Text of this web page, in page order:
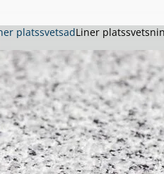
platssvetsadLiner